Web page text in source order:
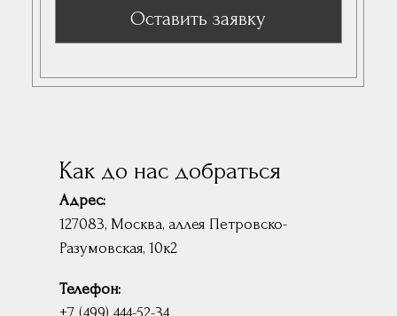
Телефон:
+7 (499) 444-52-34
Адрес:
127083, Москва, аллея Петровско-
Разумовская, 10к2
Как до нас добраться